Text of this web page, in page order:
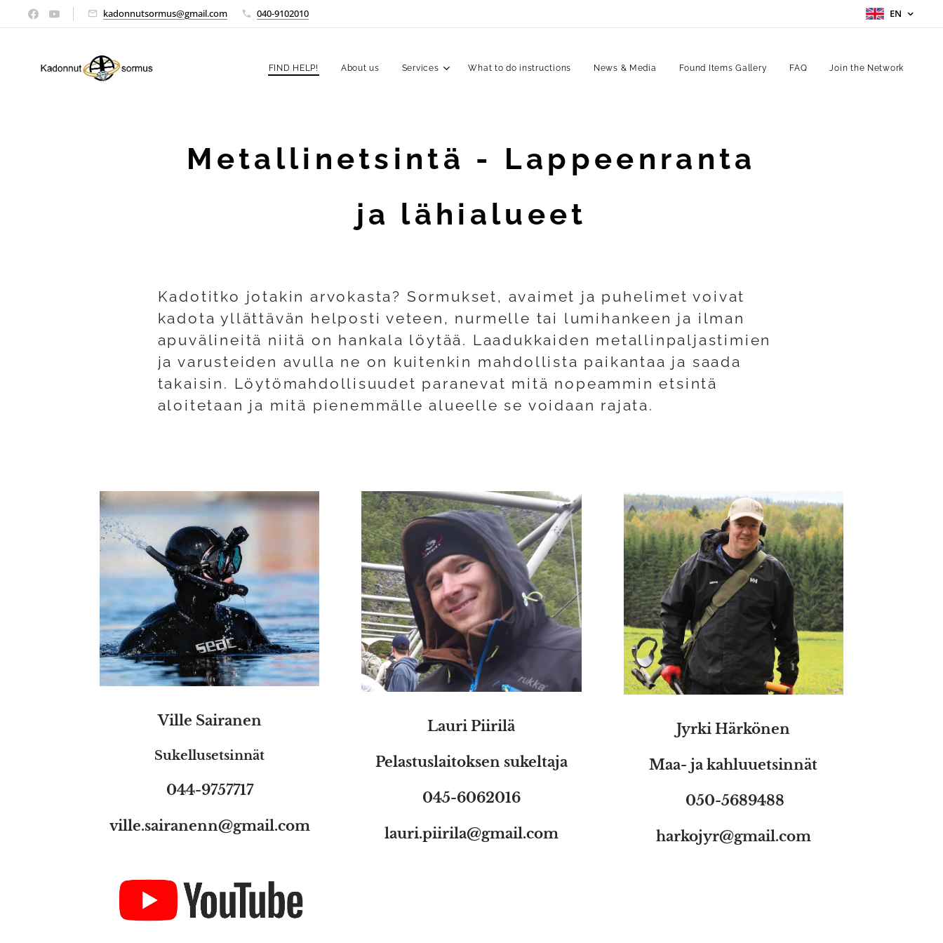
kadonnutsormus@gmail.com 040-9102010 EN
FIND HELP! About us Services What to do instructions News & Media Found Items Gallery FAQ Join the Network
Metallinetsintä - Lappeenranta
ja lähialueet
Kadotitko jotakin arvokasta? Sormukset, avaimet ja puhelimet voivat
kadota yllättävän helposti veteen, nurmelle tai lumihankeen ja ilman
apuvälineitä niitä on hankala löytää. Laadukkaiden metallinpaljastimien
ja varusteiden avulla ne on kuitenkin mahdollista paikantaa ja saada
takaisin. Löytömahdollisuudet paranevat mitä nopeammin etsintä
aloitetaan ja mitä pienemmälle alueelle se voidaan rajata.
Ville Sairanen
Sukellusetsinnät
044-9757717
ville.sairanenn@gmail.com
Lauri Piirilä
Pelastuslaitoksen sukeltaja
045-6062016
lauri.piirila@gmail.com
Jyrki Härkönen
Maa- ja kahluuetsinnät
050-5689488
harkojyr@gmail.com